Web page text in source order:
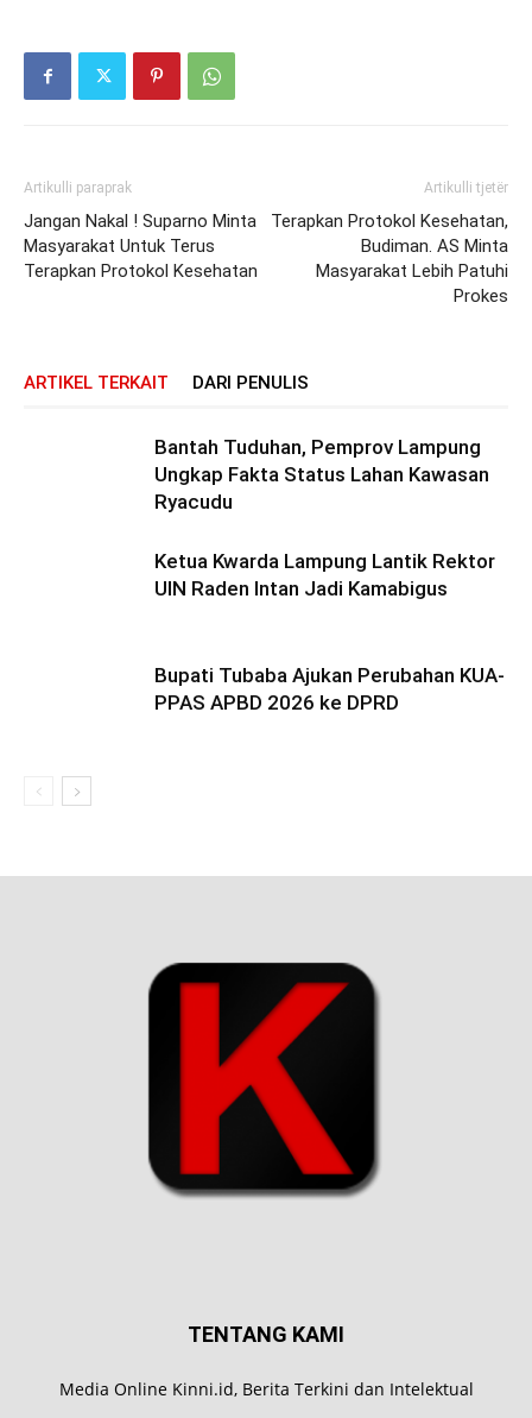
Artikulli paraprak
Jangan Nakal ! Suparno Minta
Masyarakat Untuk Terus
Terapkan Protokol Kesehatan
Artikulli tjetër
Terapkan Protokol Kesehatan,
Budiman. AS Minta
Masyarakat Lebih Patuhi
Prokes
ARTIKEL TERKAIT DARI PENULIS
Bantah Tuduhan, Pemprov Lampung
Ungkap Fakta Status Lahan Kawasan
Ryacudu
Ketua Kwarda Lampung Lantik Rektor
UIN Raden Intan Jadi Kamabigus
Bupati Tubaba Ajukan Perubahan KUA-
PPAS APBD 2026 ke DPRD
TENTANG KAMI
Media Online Kinni.id, Berita Terkini dan Intelektual